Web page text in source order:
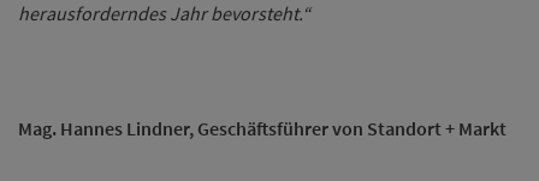
herausforderndes Jahr bevorsteht.“
Mag. Hannes Lindner, Geschäftsführer von Standort + Markt